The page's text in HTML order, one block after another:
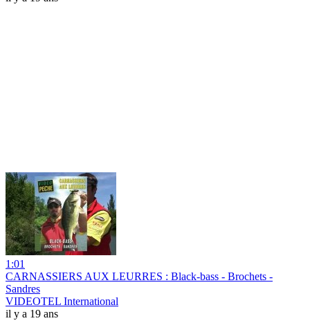
1:01
CARNASSIERS AUX LEURRES : Black-bass - Brochets -
Sandres
VIDEOTEL International
il y a 19 ans